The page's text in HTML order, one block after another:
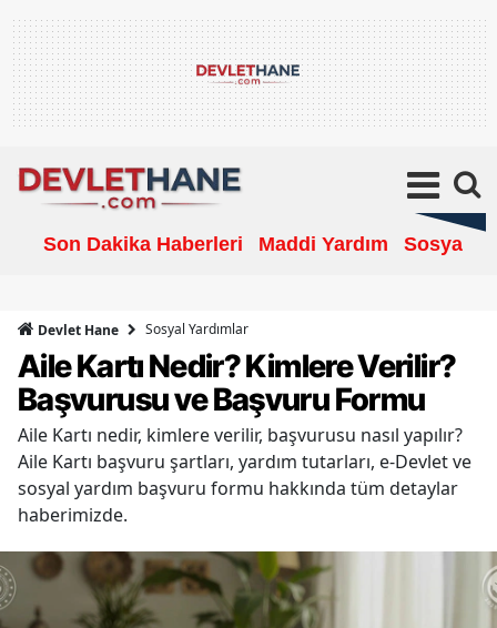
Son Dakika Haberleri Maddi Yardım Sosyal
Devlet Hane Sosyal Yardımlar
Aile Kartı Nedir? Kimlere Verilir?
Başvurusu ve Başvuru Formu
Aile Kartı nedir, kimlere verilir, başvurusu nasıl yapılır?
Aile Kartı başvuru şartları, yardım tutarları, e-Devlet ve
sosyal yardım başvuru formu hakkında tüm detaylar
haberimizde.